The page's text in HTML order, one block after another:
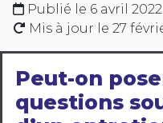
Publié le 6 avril 2022
Mis à jour le 27
Peut-on
questions